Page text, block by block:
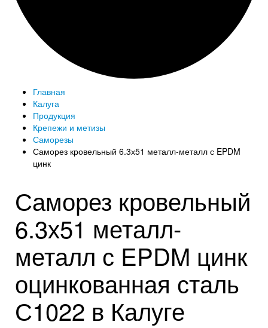
Главная
Калуга
Продукция
Крепежи и метизы
Саморезы
Саморез кровельный 6.3х51 металл-металл с EPDM
цинк
Саморез кровельный
6.3х51 металл-
металл с EPDM цинк
оцинкованная сталь
С1022 в Калуге